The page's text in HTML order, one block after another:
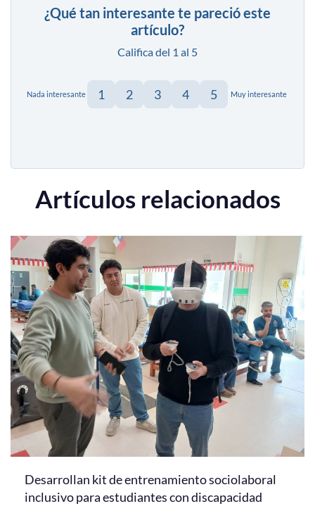
¿Qué tan interesante te pareció este
artículo?
Califica del 1 al 5
Nada interesante 1 2 3 4 5 Muy interesante
Artículos relacionados
Desarrollan kit de entrenamiento sociolaboral
inclusivo para estudiantes con discapacidad